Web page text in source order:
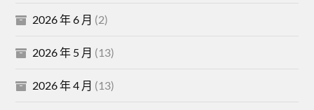
2026 年 6 月 (2)
2026 年 5 月 (13)
2026 年 4 月 (13)